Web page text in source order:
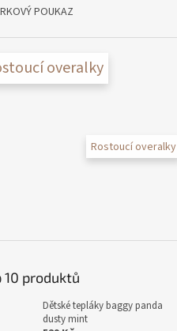
POUKAZ
overalky
Rostoucí overalky
10 produktů
Dětské tepláky baggy panda
dusty mint